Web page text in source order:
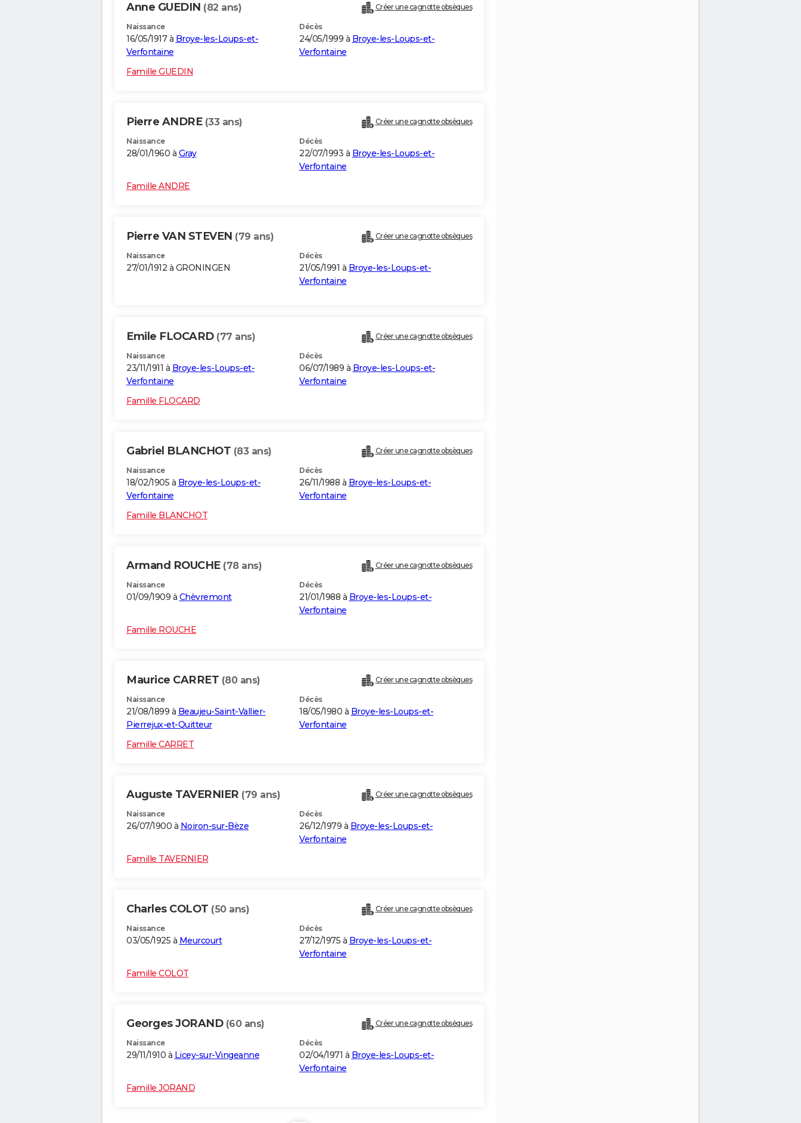
Anne GUEDIN (82 ans) Créer une cagnotte obsèques
Naissance
16/05/1917 à Broye-les-Loups-et-
Verfontaine
Décès
24/05/1999 à Broye-les-Loups-et-
Verfontaine
Famille GUEDIN
Pierre ANDRE (33 ans) Créer une cagnotte obsèques
Naissance
28/01/1960 à Gray
Décès
22/07/1993 à Broye-les-Loups-et-
Verfontaine
Famille ANDRE
Pierre VAN STEVEN (79 ans) Créer une cagnotte obsèques
Naissance
27/01/1912 à GRONINGEN
Décès
21/05/1991 à Broye-les-Loups-et-
Verfontaine
Emile FLOCARD (77 ans) Créer une cagnotte obsèques
Naissance
23/11/1911 à Broye-les-Loups-et-
Verfontaine
Décès
06/07/1989 à Broye-les-Loups-et-
Verfontaine
Famille FLOCARD
Gabriel BLANCHOT (83 ans) Créer une cagnotte obsèques
Naissance
18/02/1905 à Broye-les-Loups-et-
Verfontaine
Décès
26/11/1988 à Broye-les-Loups-et-
Verfontaine
Famille BLANCHOT
Armand ROUCHE (78 ans) Créer une cagnotte obsèques
Naissance
01/09/1909 à Chèvremont
Décès
21/01/1988 à Broye-les-Loups-et-
Verfontaine
Famille ROUCHE
Maurice CARRET (80 ans) Créer une cagnotte obsèques
Naissance
21/08/1899 à Beaujeu-Saint-Vallier-
Pierrejux-et-Quitteur
Décès
18/05/1980 à Broye-les-Loups-et-
Verfontaine
Famille CARRET
Auguste TAVERNIER (79 ans) Créer une cagnotte obsèques
Naissance
26/07/1900 à Noiron-sur-Bèze
Décès
26/12/1979 à Broye-les-Loups-et-
Verfontaine
Famille TAVERNIER
Charles COLOT (50 ans) Créer une cagnotte obsèques
Naissance
03/05/1925 à Meurcourt
Décès
27/12/1975 à Broye-les-Loups-et-
Verfontaine
Famille COLOT
Georges JORAND (60 ans) Créer une cagnotte obsèques
Naissance
29/11/1910 à Licey-sur-Vingeanne
Décès
02/04/1971 à Broye-les-Loups-et-
Verfontaine
Famille JORAND